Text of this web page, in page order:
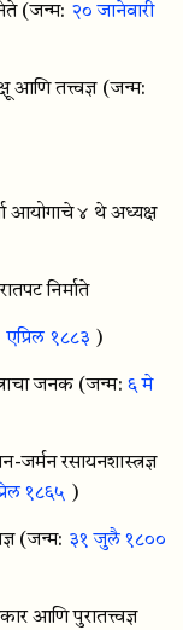
(जन्म: २० जानेवारी
आणि तत्त्वज्ञ (जन्म:
आयोगाचे ४ थे अध्यक्ष
निर्माते
१८८३ )
जनक (जन्म: ६ मे
जर्मन रसायनशास्त्रज्ञ
१८६५ )
(जन्म: ३१ जुलै १८००
आणि पुरातत्त्वज्ञ